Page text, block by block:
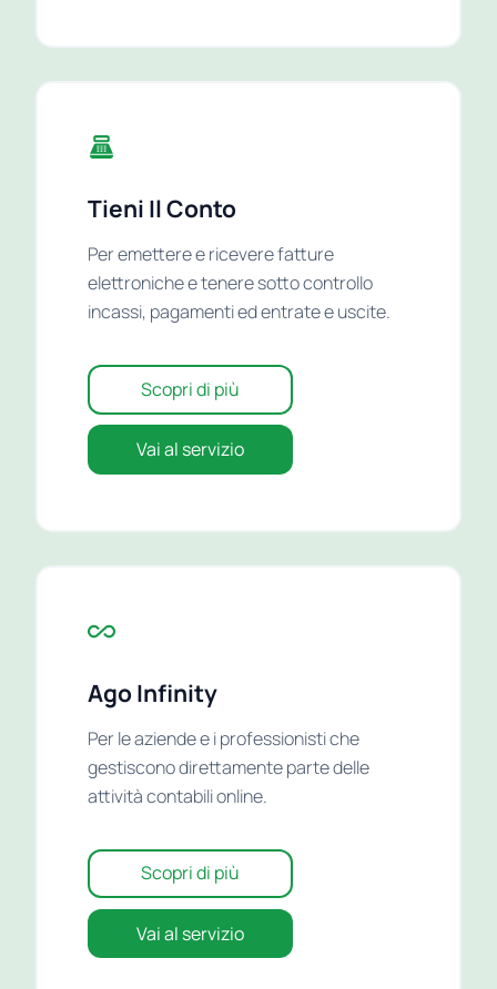
Tieni Il Conto
Per emettere e ricevere fatture
elettroniche e tenere sotto controllo
incassi, pagamenti ed entrate e uscite.
Scopri di più
Vai al servizio
Ago Infinity
Per le aziende e i professionisti che
gestiscono direttamente parte delle
attività contabili online.
Scopri di più
Vai al servizio